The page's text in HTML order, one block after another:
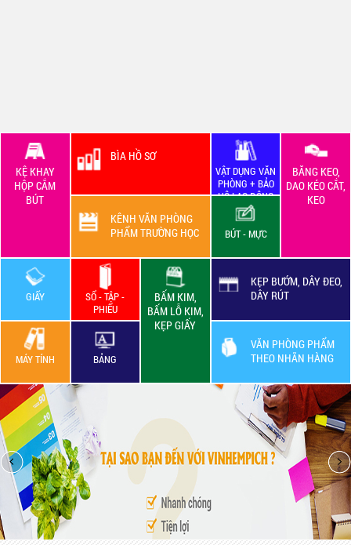
KỆ KHAY
HỘP CẮM
BÚT
BÌA HỒ SƠ
VẬT DỤNG VĂN
PHÒNG + BẢO
HỘ LAO ĐỘNG
BĂNG KEO,
DAO KÉO CẮT,
KEO
KÊNH VĂN PHÒNG
PHẨM TRƯỜNG HỌC
BÚT - MỰC
GIẤY
SỔ - TẬP -
PHIẾU
BẤM KIM,
BẤM LỖ KIM,
KẸP GIẤY
KẸP BƯỚM, DÂY ĐEO,
DÂY RÚT
VĂN PHÒNG PHẨM
THEO NHÃN HÀNG
MÁY TÍNH BẢNG